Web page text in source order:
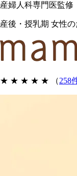
産婦人科専門医監修
産後・授乳期 女性
★ ★ ★ ★ ★ （258